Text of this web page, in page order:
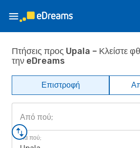
Πτήσεις προς Upala – Κλείστε
την eDreams
Επιστροφή
Από πού;
Για πού;